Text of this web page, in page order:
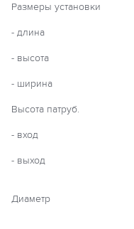
Размеры установки
- длина
- высота
- ширина
Высота патруб.
- вход
- выход
Диаметр